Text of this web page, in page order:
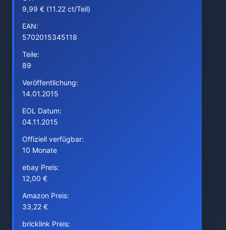
9,99 € (11.22 ct/Teil)
EAN:
5702015345118
Teile:
89
Veröffentlichung:
14.01.2015
EOL Datum:
04.11.2015
Offiziell verfügbar:
10 Monate
ebay Preis:
12,00 €
Amazon Preis:
33,22 €
bricklink Preis: